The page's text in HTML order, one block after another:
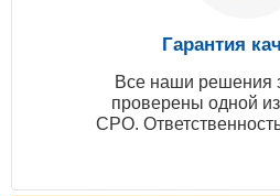
Гарантия
Все наши решения
проверены одной
СРО.